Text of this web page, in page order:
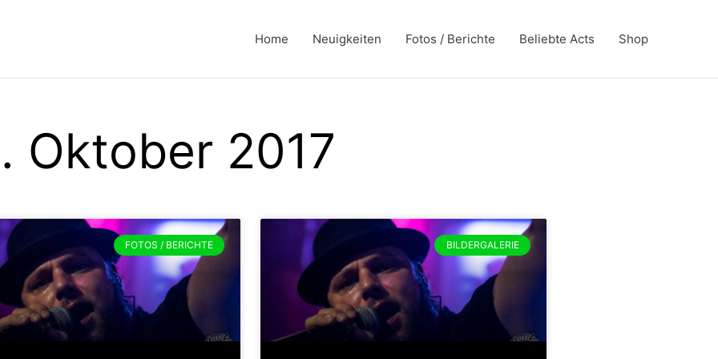
Home Neuigkeiten Fotos / Berichte Beliebte Acts Shop
Oktober 2017
FOTOS / BERICHTE BILDERGALERIE